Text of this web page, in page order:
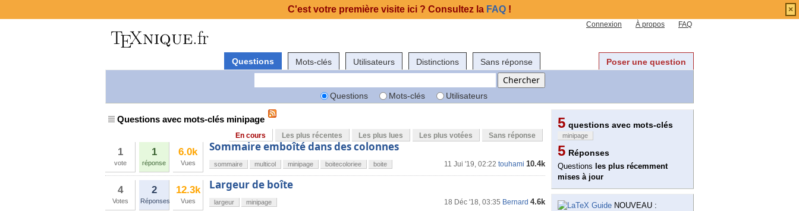
Connexion À propos FAQ
Questions Mots-clés Utilisateurs Distinctions Sans réponse Poser une question
Questions Mots-clés Utilisateurs
Questions avec mots-clés minipage
En cours Les plus récentes Les plus lues Les plus votées Sans réponse
1
vote
1
réponse
6.0k
Vues
Sommaire emboîté dans des colonnes
11 Jui '19, 02:22 touhami 10.4k
sommaire multicol minipage boitecoloriee boite
4
Votes
2
Réponses
12.3k
Vues
Largeur de boîte
18 Déc '18, 03:35 Bernard 4.6k
largeur minipage
5 questions avec mots-clés
minipage
5 Réponses
Questions les plus récemment
mises à jour
NOUVEAU :
C'est votre première visite ici ? Consultez la FAQ ! ×